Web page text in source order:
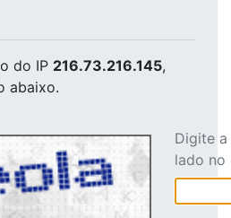
do IP 216.73.216.145,
abaixo.
Digite
lado no